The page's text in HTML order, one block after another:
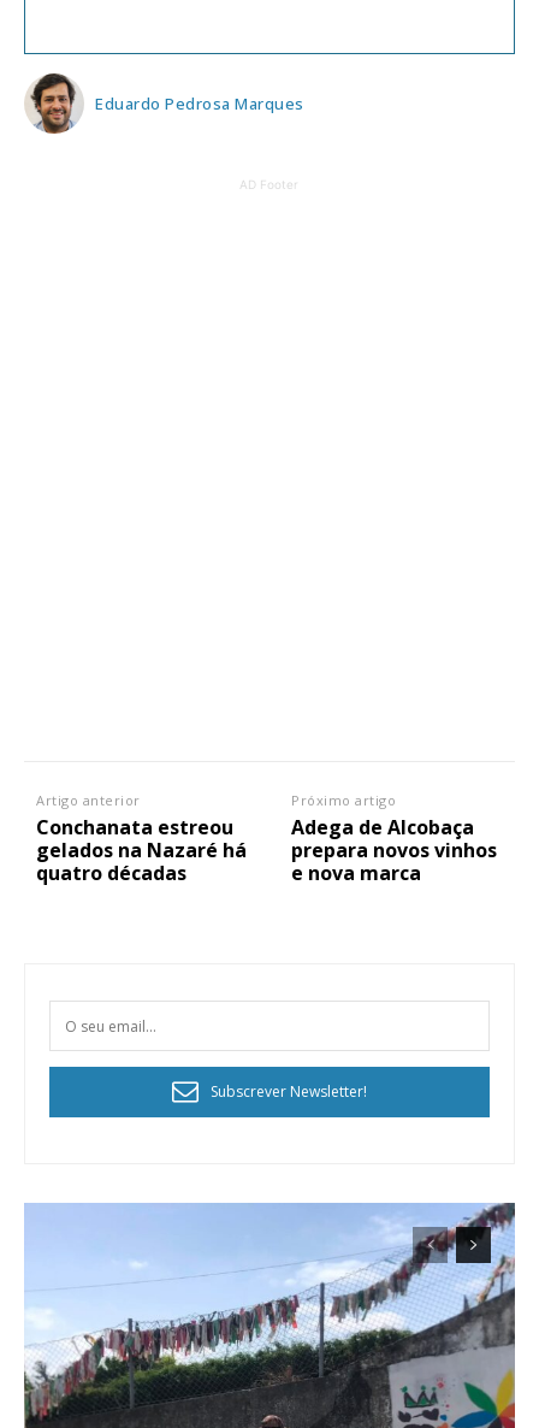
Eduardo Pedrosa Marques
AD Footer
Artigo anterior
Conchanata estreou
gelados na Nazaré há
quatro décadas
Próximo artigo
Adega de Alcobaça
prepara novos vinhos
e nova marca
Subscrever Newsletter!